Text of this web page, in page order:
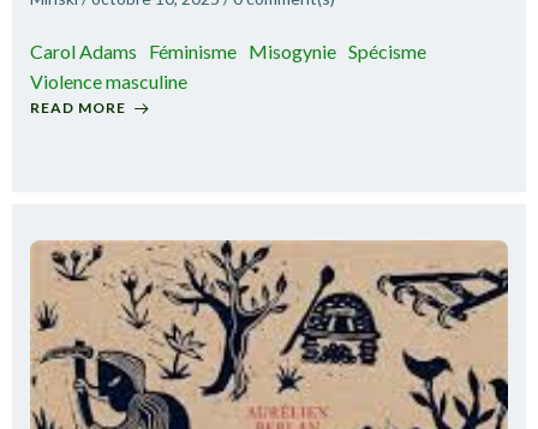
Carol Adams Féminisme Misogynie Spécisme
Violence masculine
READ MORE